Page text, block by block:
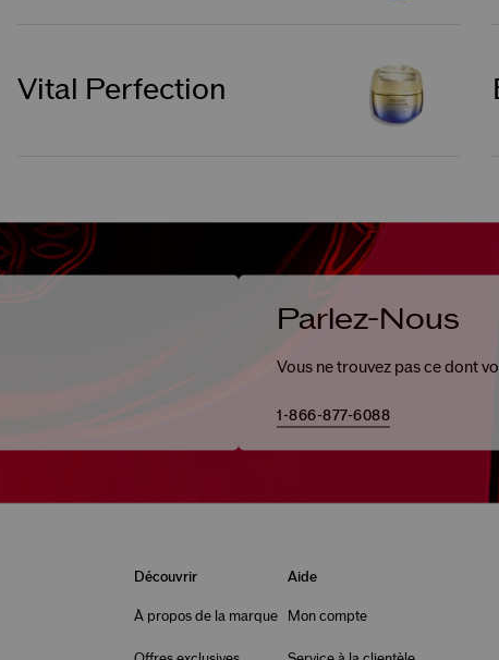
Vital Perfection
Parlez-Nous
Vous ne trouvez pas ce dont
1-866-877-6088
Découvrir
À propos de la marque
Aide
Mon compte